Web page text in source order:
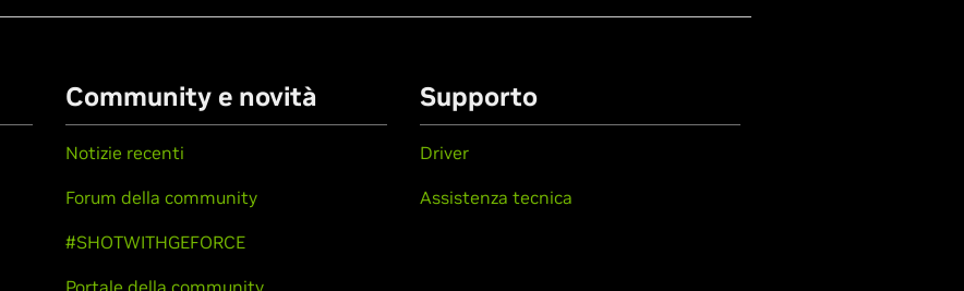
Community e novità
Notizie recenti
Forum della community
#SHOTWITHGEFORCE
Portale della community
Supporto
Driver
Assistenza tecnica